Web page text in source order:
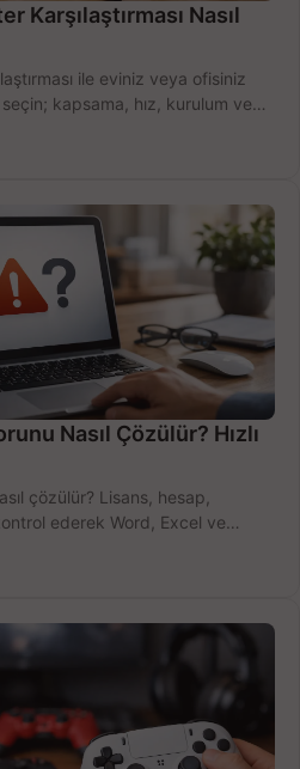
Karşılaştırması Nasıl
ile eviniz veya ofisiniz
kapsama, hız, kurulum ve
Nasıl Çözülür? Hızlı
çözülür? Lisans, hesap,
ederek Word, Excel ve